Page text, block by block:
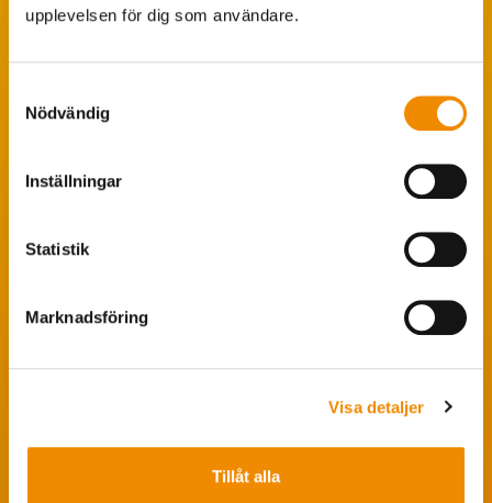
upplevelsen för dig som användare.
Nödvändig
Inställningar
Statistik
Marknadsföring
Visa detaljer
Tillåt alla
Fruktsamhetsservice
Ledarpraktikan
Insidan – förtroendevald
Medlemsinformation
Grafisk profil